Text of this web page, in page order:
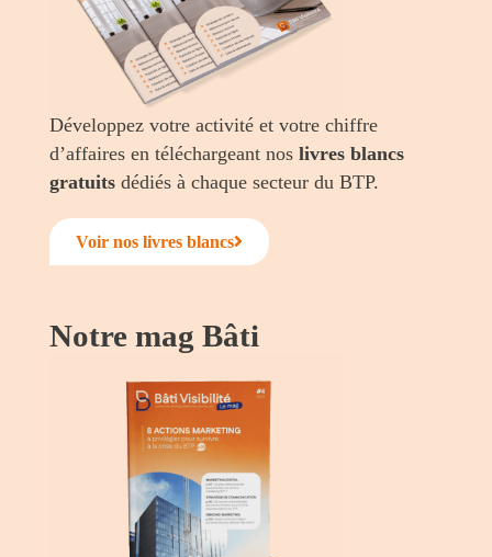
Développez votre activité et votre chiffre
d’affaires en téléchargeant nos livres blancs
gratuitsdédiés à chaque secteur du BTP.
Voir nos livres blancs
Notre mag Bâti